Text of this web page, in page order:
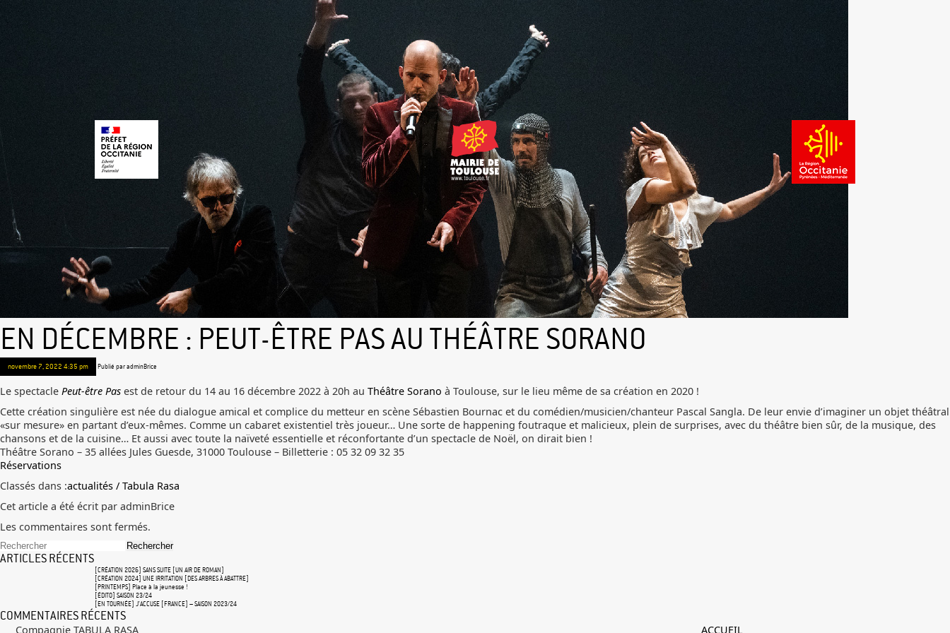
EN DÉCEMBRE : PEUT-ÊTRE PAS AU THÉÂTRE SORANO
novembre 7, 2022 4:35 pm Publié paradminBrice
Le spectacle Peut-être Pas est de retour du 14 au 16 décembre 2022 à 20h au Théâtre Sorano à Toulouse, sur le lieu même de sa création en 2020 !
Cette création singulière est née du dialogue amical et complice du metteur en scène Sébastien Bournac et du comédien/musicien/chanteur Pascal Sangla. De leur envie d’imaginer un objet théâtral
«sur mesure» en partant d’eux-mêmes. Comme un cabaret existentiel très joueur… Une sorte de happening foutraque et malicieux, plein de surprises, avec du théâtre bien sûr, de la musique, des
chansons et de la cuisine… Et aussi avec toute la naïveté essentielle et réconfortante d’un spectacle de Noël, on dirait bien !
Théâtre Sorano – 35 allées Jules Guesde, 31000 Toulouse – Billetterie : 05 32 09 32 35
Réservations
Classés dans :actualités / Tabula Rasa
Cet article a été écrit par adminBrice
Les commentaires sont fermés.
Rechercher
ARTICLES RÉCENTS
[CRÉATION 2026] SANS SUITE [UN AIR DE ROMAN]
[CRÉATION 2024] UNE IRRITATION [DES ARBRES À ABATTRE]
[PRINTEMPS] Place à la jeunesse !
[ÉDITO] SAISON 23/24
[EN TOURNÉE] J’ACCUSE [FRANCE] – SAISON 2023/24
COMMENTAIRES RÉCENTS
Compagnie TABULA RASA ACCUEIL